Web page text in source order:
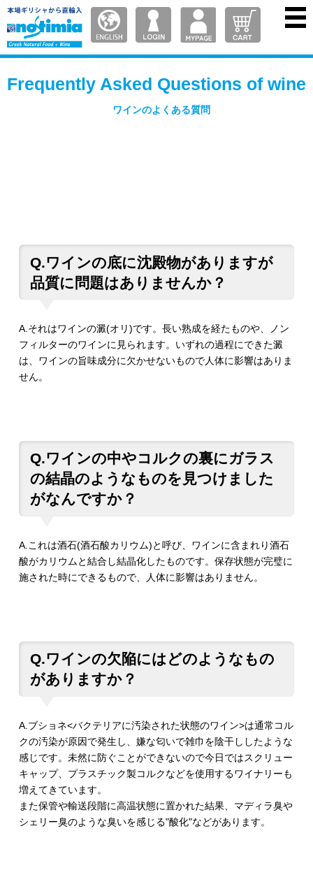
Frequently Asked Questions of wine
ワインのよくある質問
Q.ワインの底に沈殿物がありますが
品質に問題はありませんか？
A.それはワインの澱(オリ)です。長い熟成を経たものや、ノン
フィルターのワインに見られます。いずれの過程にできた澱
は、ワインの旨味成分に欠かせないもので人体に影響はありま
せん。
Q.ワインの中やコルクの裏にガラス
の結晶のようなものを見つけました
がなんですか？
A.これは酒石(酒石酸カリウム)と呼び、ワインに含まれり酒石
酸がカリウムと結合し結晶化したものです。保存状態が完璧に
施された時にできるもので、人体に影響はありません。
Q.ワインの欠陥にはどのようなもの
がありますか？
A.ブショネ<バクテリアに汚染された状態のワイン>は通常コル
クの汚染が原因で発生し、嫌な匂いで雑巾を陰干ししたような
感じです。未然に防ぐことができないので今日ではスクリュー
キャップ、プラスチック製コルクなどを使用するワイナリーも
増えてきています。
また保管や輸送段階に高温状態に置かれた結果、マディラ臭や
シェリー臭のような臭いを感じる"酸化"などがあります。